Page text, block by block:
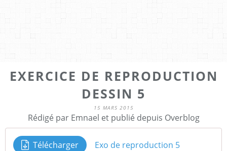
EXERCICE DE REPRODUCTION
DESSIN 5
15 MARS 2015
Rédigé par Emnael et publié depuis Overblog
Télécharger Exo de reproduction 5